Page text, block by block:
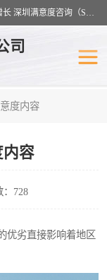
深耕满意度调研18载，用数据定义体验，以洞察驱动增长 深圳满意度咨询（SSC）：十八年专注，丈量每一份体验。
司
度内容
内容
：728
优劣直接影响着地区
业满意度
意度调查
度